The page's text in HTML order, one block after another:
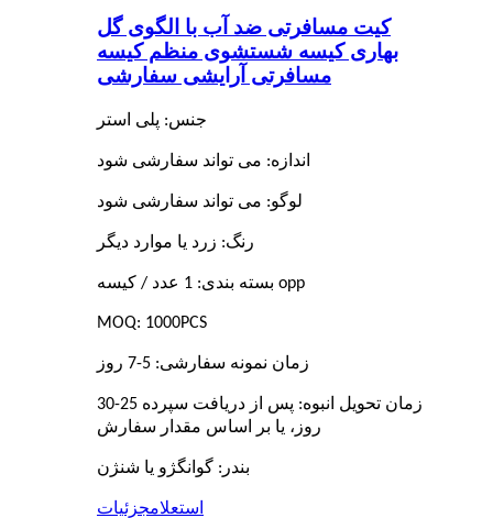
کیت مسافرتی ضد آب با الگوی گل
بهاری کیسه شستشوی منظم کیسه
مسافرتی آرایشی سفارشی
جنس: پلی استر
اندازه: می تواند سفارشی شود
لوگو: می تواند سفارشی شود
رنگ: زرد یا موارد دیگر
بسته بندی: 1 عدد / کیسه opp
MOQ: 1000PCS
زمان نمونه سفارشی: 5-7 روز
زمان تحویل انبوه: پس از دریافت سپرده 25-30
روز، یا بر اساس مقدار سفارش
استعلامجزئیات